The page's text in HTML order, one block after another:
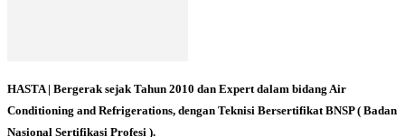
HASTA | Bergerak sejak Tahun 2010 dan Expert dalam bidang Air
Conditioning and Refrigerations, dengan Teknisi Bersertifikat BNSP ( Badan
Nasional Sertifikasi Profesi ).